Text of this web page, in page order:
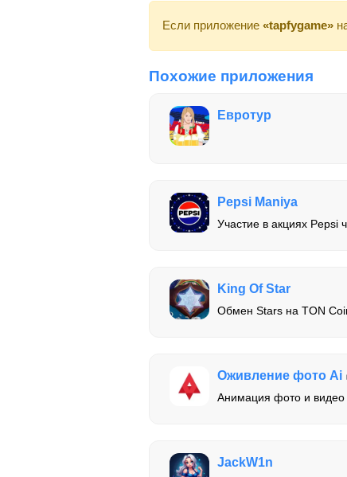
Если приложение «tapfygame»
Похожие приложения
Евротур
Pepsi Maniya
Участие в акциях Pepsi
King Of Star
Обмен Stars на TON
Оживление фото Ai
Анимация фото и
JackW1n